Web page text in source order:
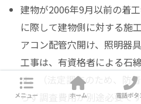
建物が2006年9月以前の着
に際して建物側に対する施
アコン配管穴開け、照明器
工事は、有資格者による石
す。（法定調査のため、防
らず調査費用が別途必要です
メニュー ホーム 電話ボタ